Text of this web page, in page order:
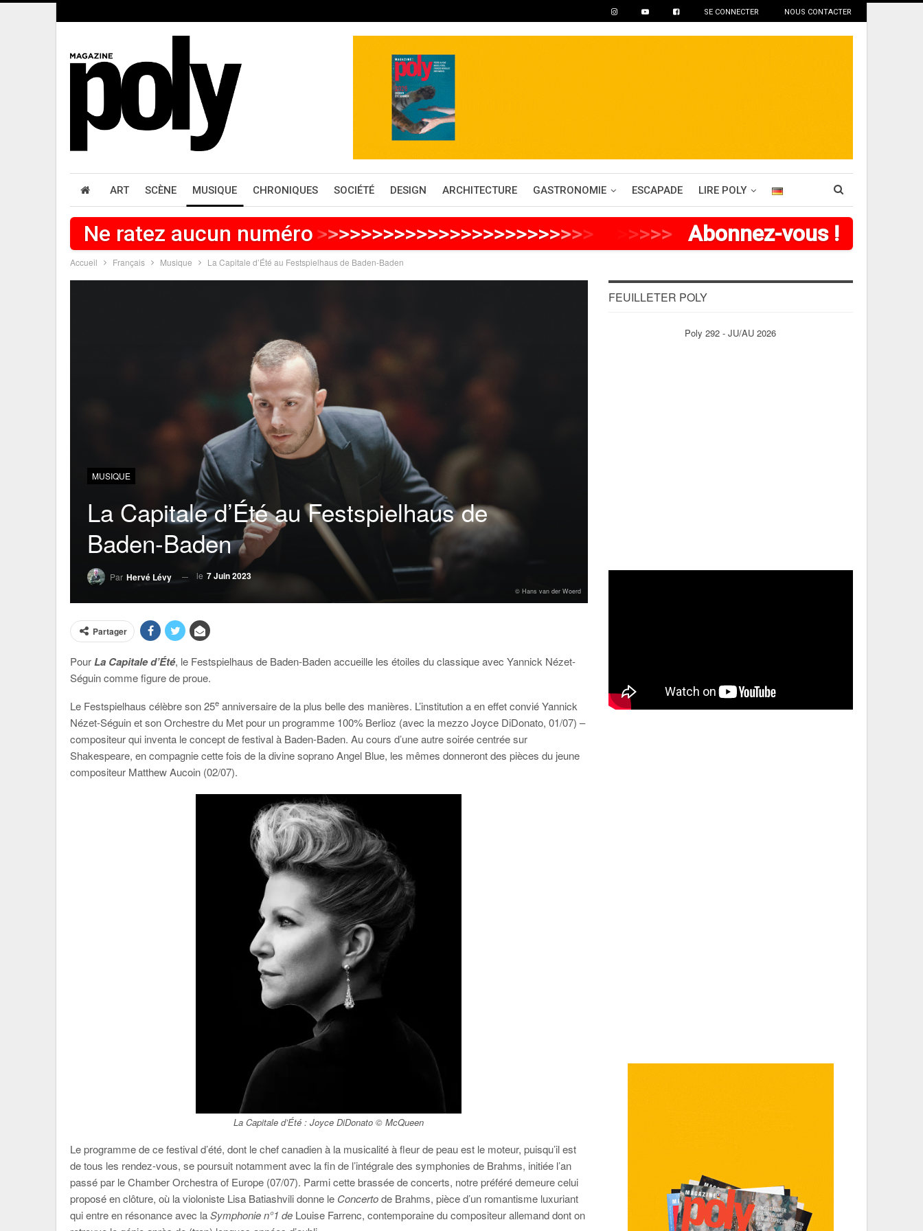
SE CONNECTER NOUS CONTACTER
ART SCÈNE MUSIQUE CHRONIQUES SOCIÉTÉ DESIGN ARCHITECTURE GASTRONOMIE ESCAPADE LIRE POLY
Ne ratez aucun numéro >>>>>>>>>>>>>>>>>>>>>>>>> >>> Abonnez-vous !
Accueil Français Musique La Capitale d’Été au Festspielhaus de Baden-Baden
MUSIQUE
La Capitale d’Été au Festspielhaus de
Baden-Baden
Par Hervé Lévy le 7 Juin 2023
© Hans van der Woerd
Partager
PourLa Capitale d’Été, le Festspielhaus de Baden-Baden accueille les étoiles du classique avec Yannick Nézet-
Séguin comme figure de proue.
Le Festspielhaus célèbre son 25e anniversaire de la plus belle des manières. L’institution a en effet convié Yannick
Nézet-Séguin et son Orchestre du Met pour un programme 100% Berlioz (avec la mezzo Joyce DiDonato, 01/07) –
compositeur qui inventa le concept de festival à Baden-Baden. Au cours d’une autre soirée centrée sur
Shakespeare, en compagnie cette fois de la divine soprano Angel Blue, les mêmes donneront des pièces du jeune
compositeur Matthew Aucoin (02/07).
La Capitale d’Été : Joyce DiDonato © McQueen
Le programme de ce festival d’été, dont le chef canadien à la musicalité à fleur de peau est le moteur, puisqu’il est
de tous les rendez-vous, se poursuit notamment avec la fin de l’intégrale des symphonies de Brahms, initiée l’an
passé par le Chamber Orchestra of Europe (07/07). Parmi cette brassée de concerts, notre préféré demeure celui
proposé en clôture, où la violoniste Lisa Batiashvili donne le Concertode Brahms, pièce d’un romantisme luxuriant
qui entre en résonance avec laSymphonie n°1 de Louise Farrenc, contemporaine du compositeur allemand dont on
FEUILLETER POLY
Poly 292 - JU/AU 2026